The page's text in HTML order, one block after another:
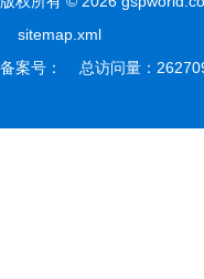
sitemap.xml
备案号： 总访问量：